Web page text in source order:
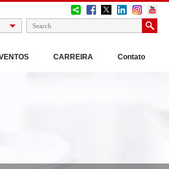
CARREIRA Contato